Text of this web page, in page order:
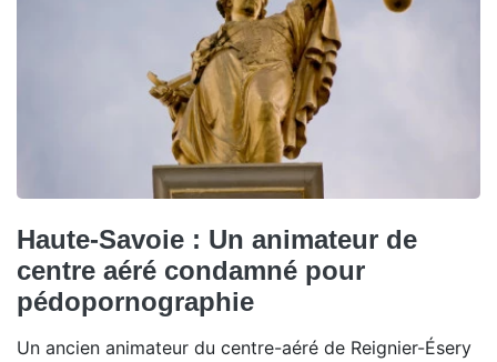
Haute-Savoie : Un animateur de
centre aéré condamné pour
pédopornographie
Un ancien animateur du centre-aéré de Reignier-Ésery